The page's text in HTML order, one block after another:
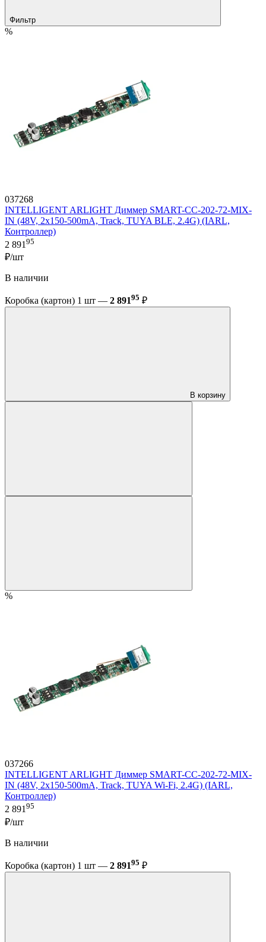
Фильтр
%
037268
INTELLIGENT ARLIGHT Диммер SMART-CC-202-72-MIX-
IN (48V, 2x150-500mA, Track, TUYA BLE, 2.4G) (IARL,
Контроллер)
2 891 95
₽/шт
В наличии
Коробка (картон) 1 шт — 2 89195 ₽
В корзину
%
037266
INTELLIGENT ARLIGHT Диммер SMART-CC-202-72-MIX-
IN (48V, 2x150-500mA, Track, TUYA Wi-Fi, 2.4G) (IARL,
Контроллер)
2 89195
₽/шт
В наличии
Коробка (картон) 1 шт — 2 89195 ₽